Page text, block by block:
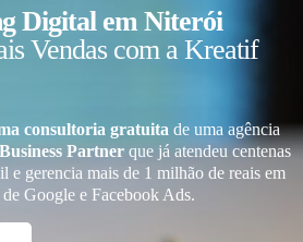
Digital em Niterói
Vendas com a Kreatif
consultoria gratuita de uma agência
Partner que já atendeu centenas
e gerencia mais de 1 milhão de reais em
de Google e Facebook Ads.